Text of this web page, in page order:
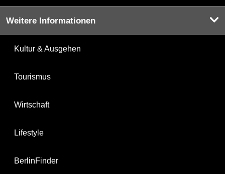
Weitere Informationen
Kultur & Ausgehen
Tourismus
Wirtschaft
Lifestyle
BerlinFinder